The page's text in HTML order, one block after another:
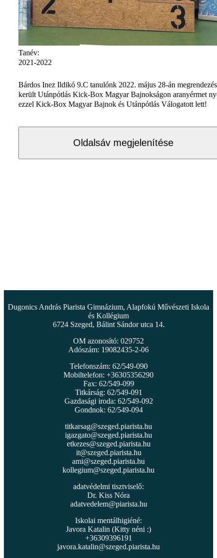
Tanév:
2021-2022
Bárdos Inez Ildikó 9.C tanulónk 2022. május 28-án
került Utánpótlás Kick-Box Magyar Bajnokságon aranyérmet
ezzel Kick-Box Magyar Bajnok és Utánpótlás Válogatott lett!
Oldalsáv megjelenítése
Dugonics András Piarista Gimnázium, Alapfokú Művészeti Iskola
és Kollégium
6724 Szeged, Bálint Sándor utca 14.
OM azonosító: 029752
Adószám: 19082435-2-06
Telefonszám: 62/549-090
Mobiltelefon: +36305356290
Fax: 62/549-099
Titkárság: 62/549-091
Gazdasági iroda: 62/549-092
Gondnok: 62/549-094
titkarsag@szeged.piarista.hu
igazgato@szeged.piarista.hu
etkezes@szeged.piarista.hu
it@szeged.piarista.hu
ami@szeged.piarista.hu
kollegium@szeged.piarista.hu
adatvédelmi tisztviselő:
Dr. Kiss Nóra
adatvedelem@piarista.hu
Iskolai mentálhigiéné:
Javora Katalin (Kitty néni :)
+36309396191
javora.katalin@szeged.piarista.hu